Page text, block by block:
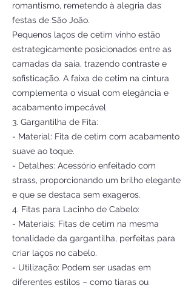
romantismo, remetendo à alegria das
festas de São João.
Pequenos laços de cetim vinho estão
estrategicamente posicionados entre as
camadas da saia, trazendo contraste e
sofisticação. A faixa de cetim na cintura
complementa o visual com elegância e
acabamento impecável
3. Gargantilha de Fita:
- Material: Fita de cetim com acabamento
suave ao toque.
- Detalhes: Acessório enfeitado com
strass, proporcionando um brilho elegante
e que se destaca sem exageros.
4. Fitas para Lacinho de Cabelo:
- Materiais: Fitas de cetim na mesma
tonalidade da gargantilha, perfeitas para
criar laços no cabelo.
- Utilização: Podem ser usadas em
diferentes estilos – como tiaras ou